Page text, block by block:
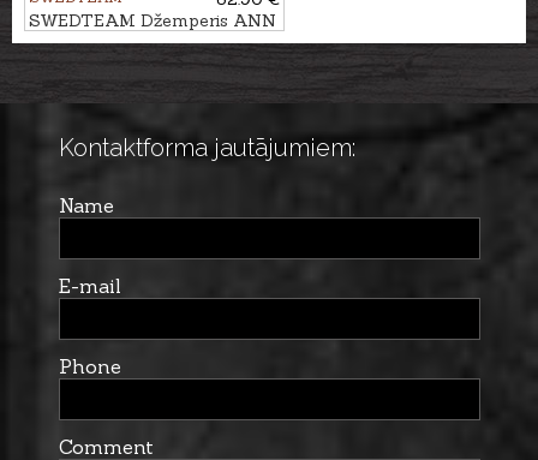
SWEDTEAM Džemperis ANN
M
Kontaktforma jautājumiem:
Name
E-mail
Phone
Comment